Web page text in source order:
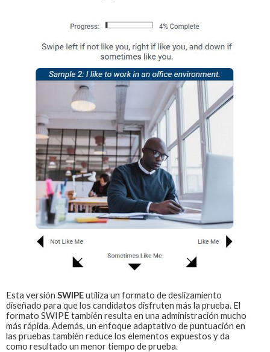
Esta versión SWIPEutiliza un formato de deslizamiento
diseñado para que los candidatos disfruten más la prueba. El
formato SWIPE también resulta en una administración mucho
más rápida. Además, un enfoque adaptativo de puntuación en
las pruebas también reduce los elementos expuestos y da
como resultado un menor tiempo de prueba.